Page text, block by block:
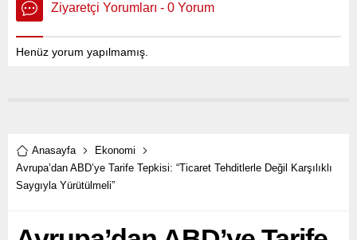
Ziyaretçi Yorumları - 0 Yorum
Henüz yorum yapılmamış.
Anasayfa
Ekonomi
Avrupa’dan ABD’ye Tarife Tepkisi: “Ticaret Tehditlerle Değil Karşılıklı
Saygıyla Yürütülmeli”